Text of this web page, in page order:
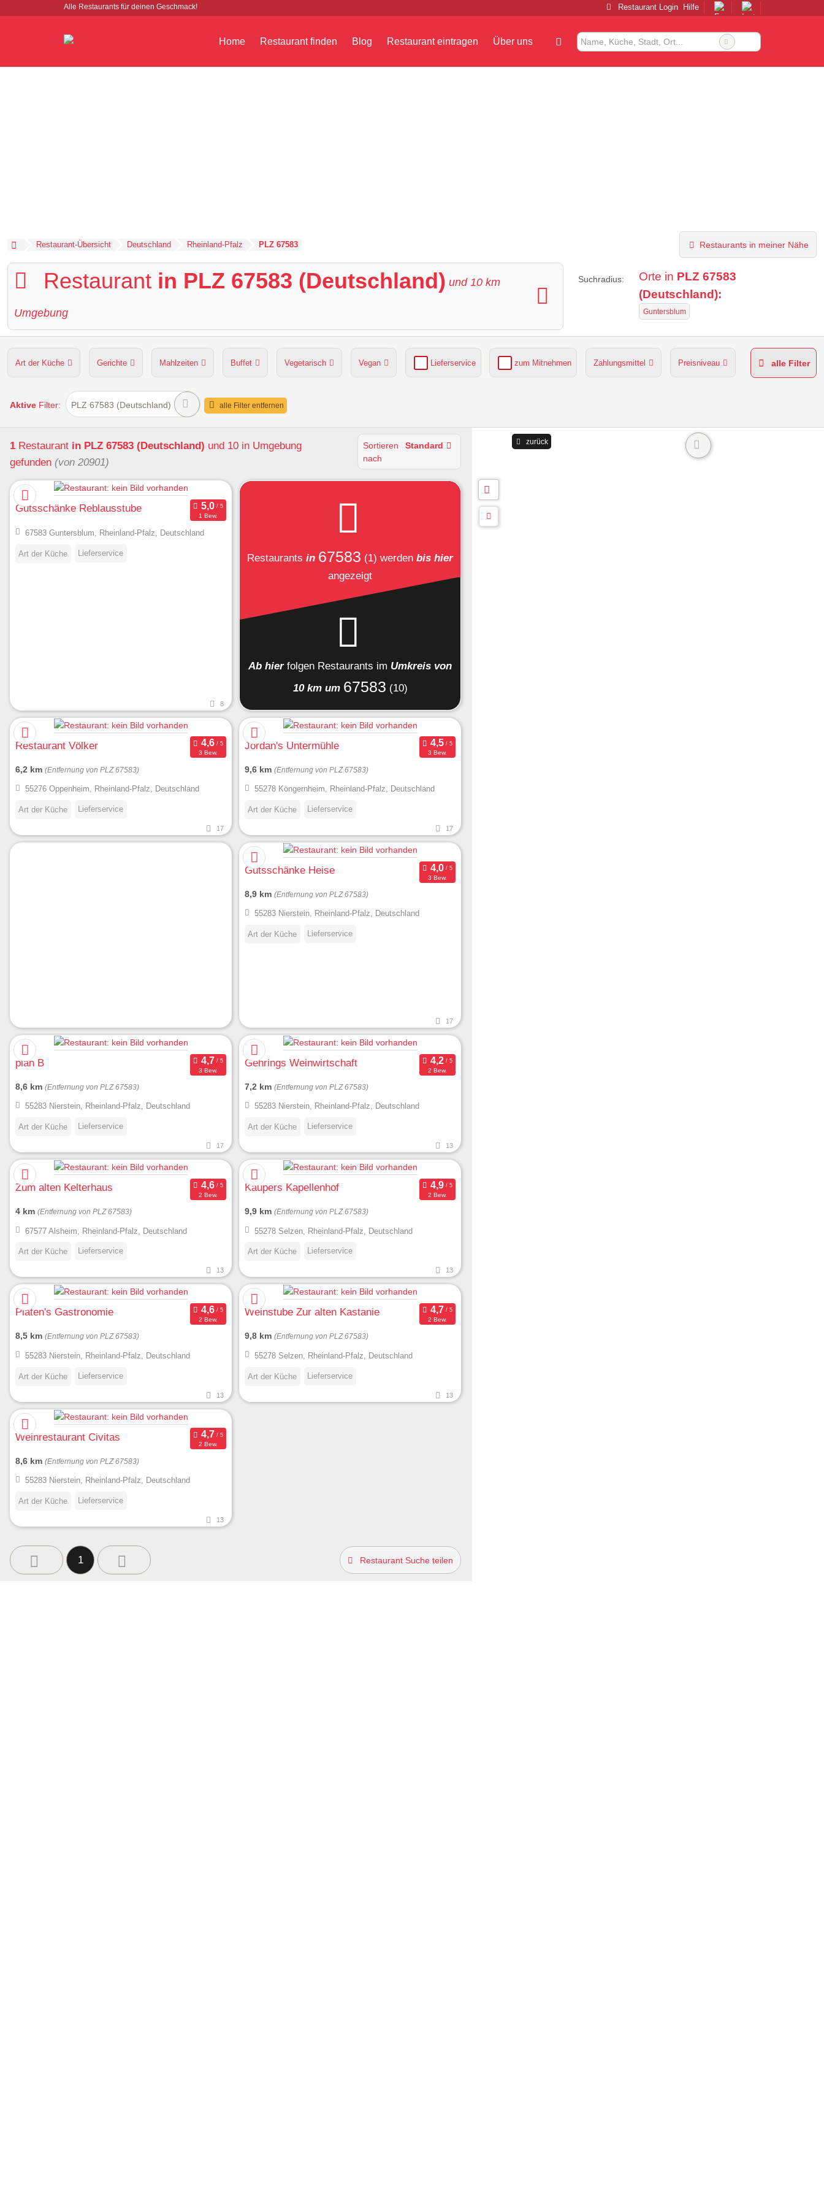
Alle Restaurants für deinen Geschmack! Restaurant Login Hilfe
Home Restaurant finden Blog Restaurant eintragen Über uns
Restaurant-Übersicht Deutschland Rheinland-Pfalz PLZ 67583 Restaurants in meiner Nähe
Restaurant in PLZ 67583 (Deutschland) und 10 km
Umgebung
Suchradius: Orte in PLZ 67583
(Deutschland):
Guntersblum
Art der Küche Gerichte Mahlzeiten Buffet Vegetarisch Vegan Lieferservice zum Mitnehmen Zahlungsmittel Preisniveau
Hunde erlaubt Kapazität Sitzplätze im Freien
alle Filter
Aktive Filter: PLZ 67583 (Deutschland) alle Filter entfernen
1 Restaurant in PLZ 67583 (Deutschland) und 10 in Umgebung
gefunden (von 20901)
Sortieren
nach
Standard
Gutsschänke Reblausstube
1 Bew.
67583 Guntersblum, Rheinland-Pfalz, Deutschland
Art der Küche Lieferservice
8
Restaurants in 67583 (1) werden bis hier
angezeigt
Ab hier folgen Restaurants im Umkreis von
10 km um 67583 (10)
Restaurant Völker
3 Bew.
6,2 km (Entfernung von PLZ 67583)
55276 Oppenheim, Rheinland-Pfalz, Deutschland
Art der Küche Lieferservice
17
Jordan's Untermühle
3 Bew.
9,6 km (Entfernung von PLZ 67583)
55278 Köngernheim, Rheinland-Pfalz, Deutschland
Art der Küche Lieferservice
17
Gutsschänke Heise
3 Bew.
8,9 km (Entfernung von PLZ 67583)
55283 Nierstein, Rheinland-Pfalz, Deutschland
Art der Küche Lieferservice
17
plan B
3 Bew.
8,6 km (Entfernung von PLZ 67583)
55283 Nierstein, Rheinland-Pfalz, Deutschland
Art der Küche Lieferservice
17
Gehrings Weinwirtschaft
2 Bew.
7,2 km (Entfernung von PLZ 67583)
55283 Nierstein, Rheinland-Pfalz, Deutschland
Art der Küche Lieferservice
13
Zum alten Kelterhaus
2 Bew.
4 km (Entfernung von PLZ 67583)
67577 Alsheim, Rheinland-Pfalz, Deutschland
Art der Küche Lieferservice
13
Kaupers Kapellenhof
2 Bew.
9,9 km (Entfernung von PLZ 67583)
55278 Selzen, Rheinland-Pfalz, Deutschland
Art der Küche Lieferservice
13
Platen's Gastronomie
2 Bew.
8,5 km (Entfernung von PLZ 67583)
55283 Nierstein, Rheinland-Pfalz, Deutschland
Art der Küche Lieferservice
13
Weinstube Zur alten Kastanie
2 Bew.
9,8 km (Entfernung von PLZ 67583)
55278 Selzen, Rheinland-Pfalz, Deutschland
Art der Küche Lieferservice
13
Weinrestaurant Civitas
2 Bew.
8,6 km (Entfernung von PLZ 67583)
55283 Nierstein, Rheinland-Pfalz, Deutschland
Art der Küche Lieferservice
13
1 Restaurant Suche teilen
zurück